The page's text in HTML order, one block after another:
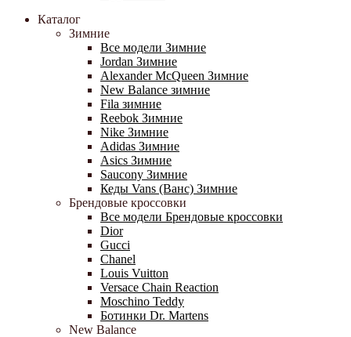
Каталог
Зимние
Все модели Зимние
Jordan Зимние
Alexander McQueen Зимние
New Balance зимние
Fila зимние
Reebok Зимние
Nike Зимние
Adidas Зимние
Asics Зимние
Saucony Зимние
Кеды Vans (Ванс) Зимние
Брендовые кроссовки
Все модели Брендовые кроссовки
Dior
Gucci
Chanel
Louis Vuitton
Versace Chain Reaction
Moschino Teddy
Ботинки Dr. Martens
New Balance